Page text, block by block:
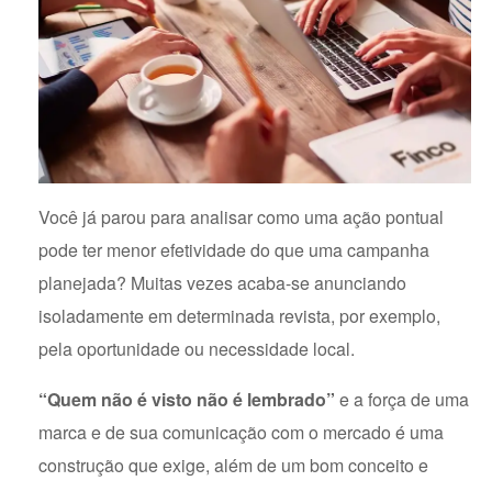
Você já parou para analisar como uma ação pontual
pode ter menor efetividade do que uma campanha
planejada? Muitas vezes acaba-se anunciando
isoladamente em determinada revista, por exemplo,
pela oportunidade ou necessidade local.
“Quem não é visto não é lembrado” e a força de uma
marca e de sua comunicação com o mercado é uma
construção que exige, além de um bom conceito e